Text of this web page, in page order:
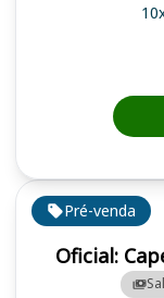
Pré-venda
Oficial: